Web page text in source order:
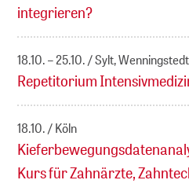
integrieren?
18.10. – 25.10. Sylt,
Repetitorium
18.10. Köln
Kurs für Zahnärzte,